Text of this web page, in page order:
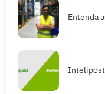
Entenda
Intelipost